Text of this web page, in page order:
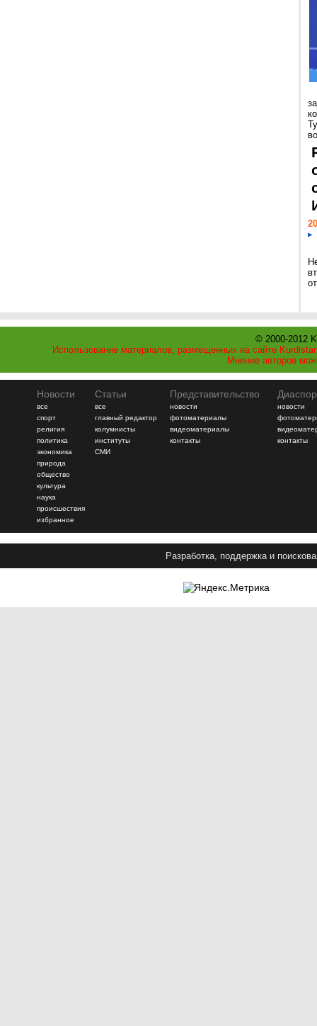
© 2000-2012
Использование материалов, размещенных на сайте
Мнение авторов
Новости
все
спорт
религия
политика
экономика
природа
общество
культура
наука
происшествия
избранное
Статьи
все
главный редактор
колумнисты
институты
СМИ
Представительство
новости
фотоматериалы
видеоматериалы
контакты
новости
контакты
Разработка, поддержка и